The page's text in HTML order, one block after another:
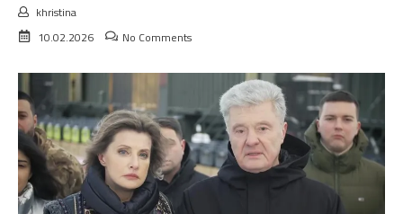
khristina
10.02.2026
No Comments